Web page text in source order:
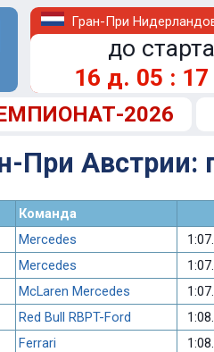
Гран-При
до
16 д. 05 : 17
2026
При Австрии:
Команда
Mercedes
Mercedes
McLaren Mercedes
Red Bull RBPT-Ford
Ferrari